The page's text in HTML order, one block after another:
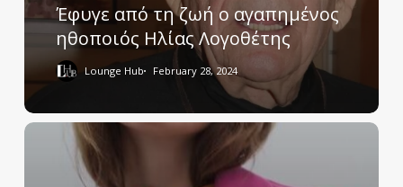
Έφυγε από τη ζωή ο αγαπημένος
ηθοποιός Ηλίας Λογοθέτης
Lounge Hub February 28, 2024